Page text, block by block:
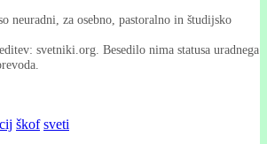
neuradni, za osebno, pastoralno in študijsko
svetniki.org. Besedilo nima statusa uradnega
škof sveti